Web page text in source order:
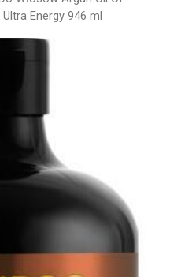
Energy 946 ml